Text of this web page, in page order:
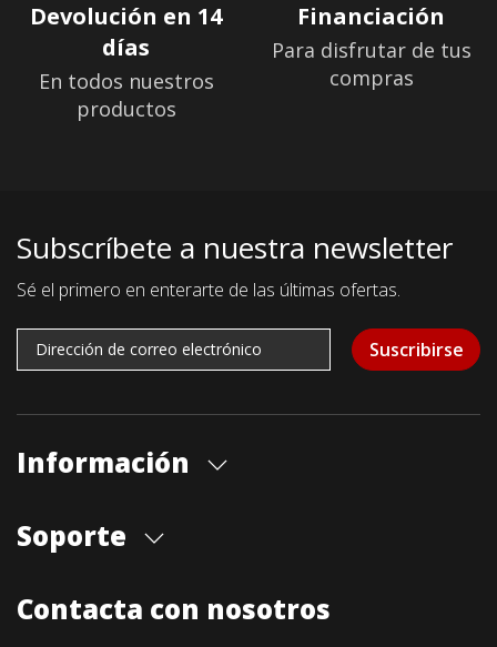
Devolución en 14
días
En todos nuestros
productos
Financiación
Para disfrutar de tus
compras
Subscríbete a nuestra newsletter
Sé el primero en enterarte de las últimas ofertas.
Suscribirse
Información
Cita previa tienda
Contacto
Soporte
Formas de pago
Contacta con nosotros